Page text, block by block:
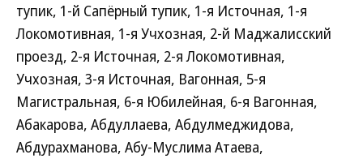
тупик, 1-й Сапёрный тупик, 1-я Источная, 1-я
Локомотивная, 1-я Учхозная, 2-й Маджалисский
проезд, 2-я Источная, 2-я Локомотивная,
Учхозная, 3-я Источная, Вагонная, 5-я
Магистральная, 6-я Юбилейная, 6-я Вагонная,
Абакарова, Абдуллаева, Абдулмеджидова,
Абдурахманова, Абу-Муслима Атаева,